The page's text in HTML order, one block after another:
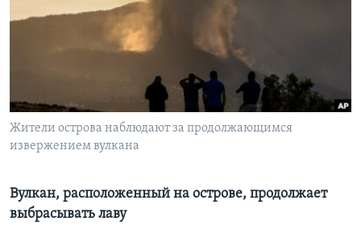
Языки
Жители острова наблюдают за продолжающимся
извержением вулкана
Вулкан, расположенный на острове, продолжает
выбрасывать лаву